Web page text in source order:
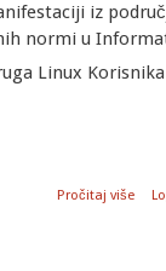
iz
normi u
Linux
Pročitaj više o